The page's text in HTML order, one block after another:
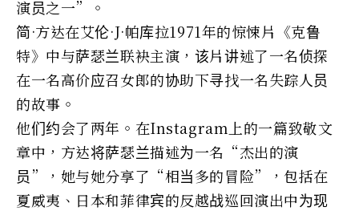
演员之一”。
简·方达在艾伦·J·帕库拉1971年的惊悚片《克鲁
特》中与萨瑟兰联袂主演，该片讲述了一名侦探
在一名高价应召女郎的协助下寻找一名失踪人员
的故事。
他们约会了两年。在Instagram上的一篇致敬文
章中，方达将萨瑟兰描述为一名“杰出的演
员”，她与她分享了“相当多的冒险”，包括在
夏威夷、日本和菲律宾的反越战巡回演出中为现